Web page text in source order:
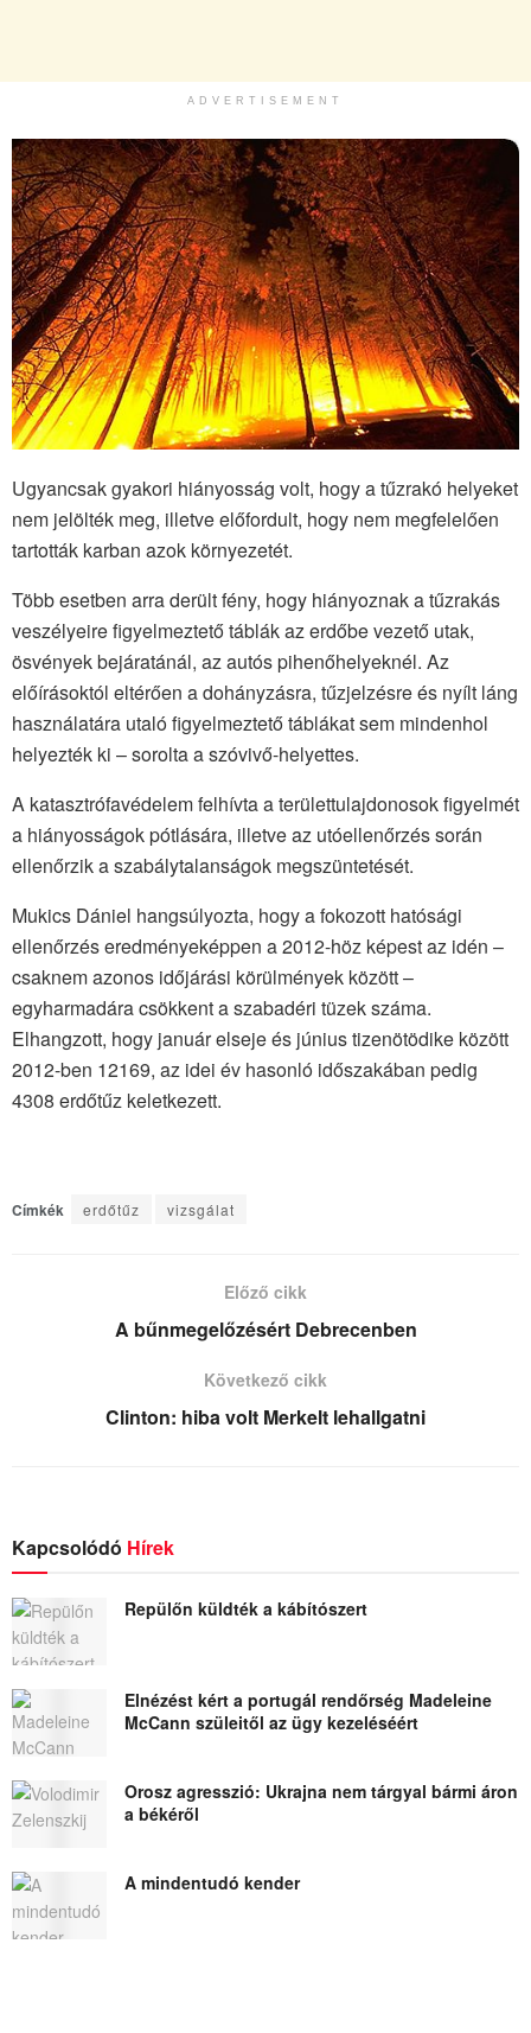
ADVERTISEMENT
Ugyancsak gyakori hiányosság volt, hogy a tűzrakó helyeket
nem jelölték meg, illetve előfordult, hogy nem megfelelően
tartották karban azok környezetét.
Több esetben arra derült fény, hogy hiányoznak a tűzrakás
veszélyeire figyelmeztető táblák az erdőbe vezető utak,
ösvények bejáratánál, az autós pihenőhelyeknél. Az
előírásoktól eltérően a dohányzásra, tűzjelzésre és nyílt láng
használatára utaló figyelmeztető táblákat sem mindenhol
helyezték ki – sorolta a szóvivő-helyettes.
A katasztrófavédelem felhívta a területtulajdonosok figyelmét
a hiányosságok pótlására, illetve az utóellenőrzés során
ellenőrzik a szabálytalanságok megszüntetését.
Mukics Dániel hangsúlyozta, hogy a fokozott hatósági
ellenőrzés eredményeképpen a 2012-höz képest az idén –
csaknem azonos időjárási körülmények között –
egyharmadára csökkent a szabadéri tüzek száma.
Elhangzott, hogy január elseje és június tizenötödike között
2012-ben 12169, az idei év hasonló időszakában pedig
4308 erdőtűz keletkezett.
Címkék erdőtűz vizsgálat
Előző cikk
A bűnmegelőzésért Debrecenben
Következő cikk
Clinton: hiba volt Merkelt lehallgatni
Kapcsolódó Hírek
Repülőn küldték a kábítószert
Elnézést kért a portugál rendőrség Madeleine
McCann szüleitől az ügy kezeléséért
Orosz agresszió: Ukrajna nem tárgyal bármi áron
a békéről
A mindentudó kender